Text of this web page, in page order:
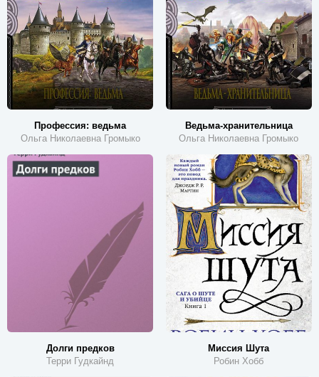
Профессия: ведьма
Ольга Николаевна Громыко
Ведьма-хранительница
Ольга Николаевна Громыко
Долги предков
Терри Гудкайнд
Миссия Шута
Робин Хобб